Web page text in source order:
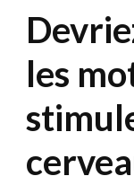
les